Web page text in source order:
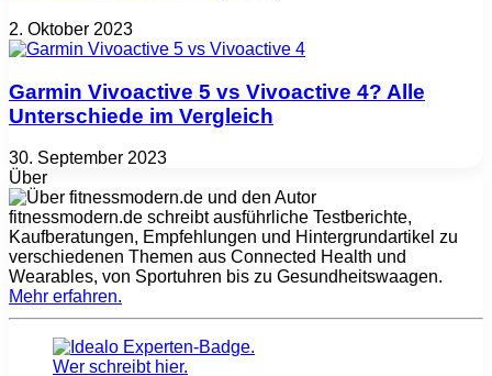
2. Oktober 2023
Garmin Vivoactive 5 vs Vivoactive 4? Alle
Unterschiede im Vergleich
30. September 2023
Über
fitnessmodern.de schreibt ausführliche Testberichte,
Kaufberatungen, Empfehlungen und Hintergrundartikel zu
verschiedenen Themen aus Connected Health und
Wearables, von Sportuhren bis zu Gesundheitswaagen.
Mehr erfahren.